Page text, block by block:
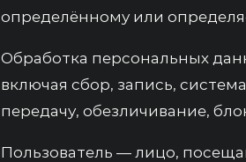
определённому или
Обработка персональных
включая сбор, запись,
передачу, обезличивание,
Пользователь — лицо,